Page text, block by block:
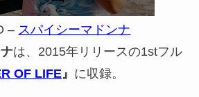
– スパイシーマドンナ
は、2015年リリースの1stフル
OF LIFE』 に収録。